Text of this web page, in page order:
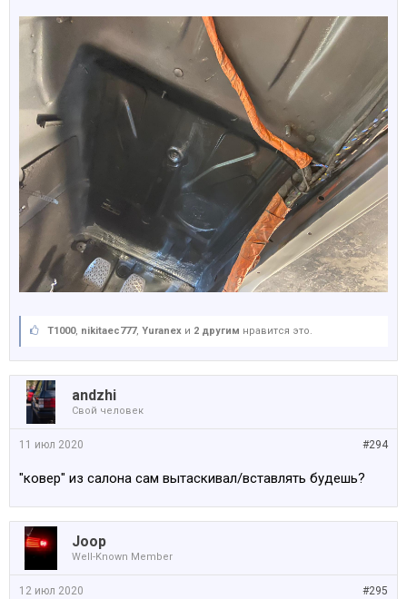
Т1000, nikitaec777, Yuranex и 2 другим нравится это.
аndzhi
Свой человек
#294
11 июл 2020
"ковер" из салона сам вытаскивал/вставлять будешь?
Joop
Well-Known Member
#295
12 июл 2020